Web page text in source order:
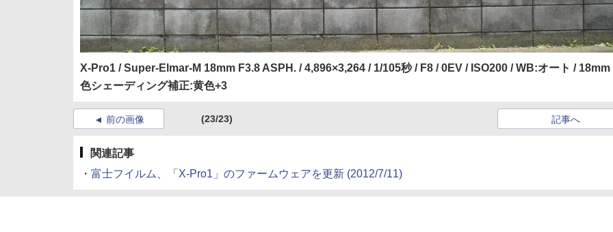
X-Pro1 / Super-Elmar-M 18mm F3.8 ASPH. / 4,896×3,264 / 1/105秒 / F8 / 0EV / ISO200 / WB:オート / 18mm
色シェーディング補正:黄色+3
前の画像 (23/23) 記事へ
関連記事
・ 富士フイルム、「X-Pro1」のファームウェアを更新 (2012/7/11)